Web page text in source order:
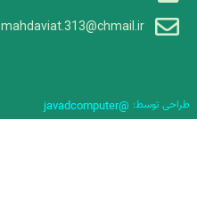
mahdaviat.313@chmail.ir
طراحی توسط: @javadcomputer